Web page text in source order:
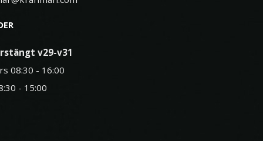
v29-v31
08:30 - 16:00
- 15:00